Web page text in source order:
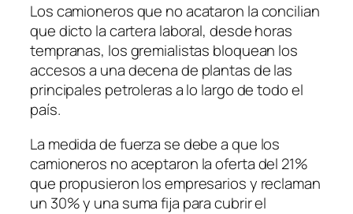
Los camioneros que no acataron la concilian
que dicto la cartera laboral, desde horas
tempranas, los gremialistas bloquean los
accesos a una decena de plantas de las
principales petroleras a lo largo de todo el
país.
La medida de fuerza se debe a que los
camioneros no aceptaron la oferta del 21%
que propusieron los empresarios y reclaman
un 30% y una suma fija para cubrir el